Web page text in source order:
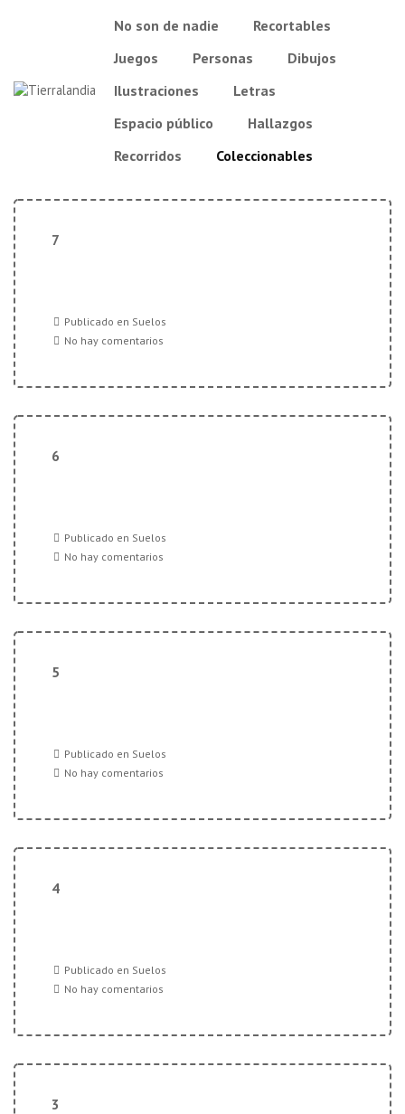
principal
Navegación
principal
No son de nadie
Recortables
Juegos
Personas
Dibujos
Ilustraciones
Letras
Espacio público
Hallazgos
Recorridos
Coleccionables
7
Publicado en Suelos
No hay comentarios
6
Publicado en Suelos
No hay comentarios
5
Publicado en Suelos
No hay comentarios
4
Publicado en Suelos
No hay comentarios
3